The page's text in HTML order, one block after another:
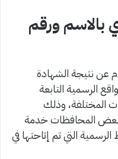
بالاسم ورقم
عن نتيجة الشهادة
الرسمية التابعة
المختلفة، وذلك
بعض المحافظات خدمة
التي تم إتاحتها في